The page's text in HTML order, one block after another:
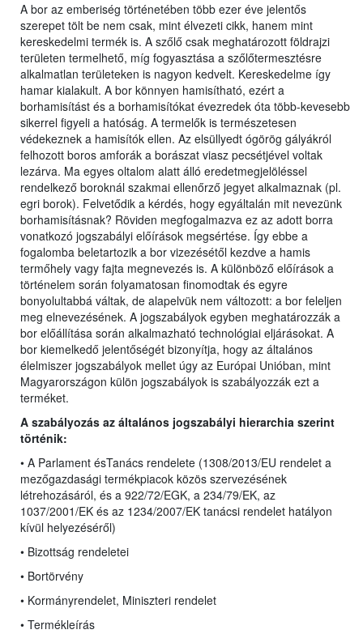
A bor az emberiség történetében több ezer éve jelentős
szerepet tölt be nem csak, mint élvezeti cikk, hanem mint
kereskedelmi termék is. A szőlő csak meghatározott földrajzi
területen termelhető, míg fogyasztása a szőlőtermesztésre
alkalmatlan területeken is nagyon kedvelt. Kereskedelme így
hamar kialakult. A bor könnyen hamisítható, ezért a
borhamisítást és a borhamisítókat évezredek óta több-kevesebb
sikerrel figyeli a hatóság. A termelők is természetesen
védekeznek a hamisítók ellen. Az elsüllyedt ógörög gályákról
felhozott boros amforák a borászat viasz pecsétjével voltak
lezárva. Ma egyes oltalom alatt álló eredetmegjelöléssel
rendelkező boroknál szakmai ellenőrző jegyet alkalmaznak (pl.
egri borok). Felvetődik a kérdés, hogy egyáltalán mit nevezünk
borhamisításnak? Röviden megfogalmazva ez az adott borra
vonatkozó jogszabályi előírások megsértése. Így ebbe a
fogalomba beletartozik a bor vizezésétől kezdve a hamis
termőhely vagy fajta megnevezés is. A különböző előírások a
történelem során folyamatosan finomodtak és egyre
bonyolultabbá váltak, de alapelvük nem változott: a bor feleljen
meg elnevezésének. A jogszabályok egyben meghatározzák a
bor előállítása során alkalmazható technológiai eljárásokat. A
bor kiemelkedő jelentőségét bizonyítja, hogy az általános
élelmiszer jogszabályok mellet úgy az Európai Unióban, mint
Magyarországon külön jogszabályok is szabályozzák ezt a
terméket.
A szabályozás az általános jogszabályi hierarchia szerint
történik:
• A Parlament ésTanács rendelete (1308/2013/EU rendelet a
mezőgazdasági termékpiacok közös szervezésének
létrehozásáról, és a 922/72/EGK, a 234/79/EK, az
1037/2001/EK és az 1234/2007/EK tanácsi rendelet hatályon
kívül helyezéséről)
• Bizottság rendeletei
• Bortörvény
• Kormányrendelet, Miniszteri rendelet
• Termékleírás